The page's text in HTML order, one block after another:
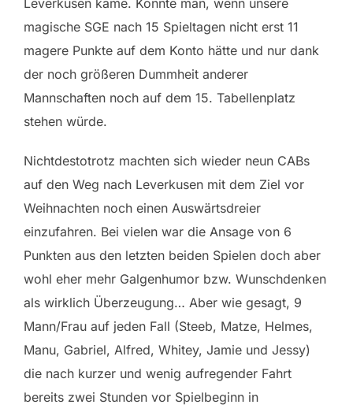
Leverkusen käme. Könnte man, wenn unsere
magische SGE nach 15 Spieltagen nicht erst 11
magere Punkte auf dem Konto hätte und nur dank
der noch größeren Dummheit anderer
Mannschaften noch auf dem 15. Tabellenplatz
stehen würde.
Nichtdestotrotz machten sich wieder neun CABs
auf den Weg nach Leverkusen mit dem Ziel vor
Weihnachten noch einen Auswärtsdreier
einzufahren. Bei vielen war die Ansage von 6
Punkten aus den letzten beiden Spielen doch aber
wohl eher mehr Galgenhumor bzw. Wunschdenken
als wirklich Überzeugung… Aber wie gesagt, 9
Mann/Frau auf jeden Fall (Steeb, Matze, Helmes,
Manu, Gabriel, Alfred, Whitey, Jamie und Jessy)
die nach kurzer und wenig aufregender Fahrt
bereits zwei Stunden vor Spielbeginn in